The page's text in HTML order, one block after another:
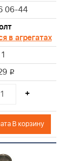
06-44
в агрегатах
1
i
+
В корзину